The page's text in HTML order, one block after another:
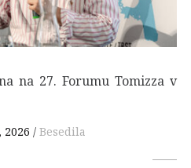
na 27. Forumu Tomizza v
Besedila